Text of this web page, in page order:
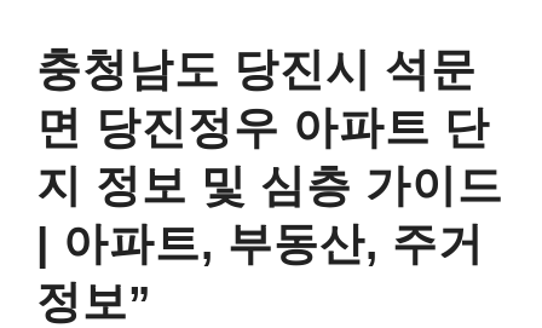
충청남도 당진시 석문
면 당진정우 아파트 단
지 정보 및 심층 가이드
| 아파트, 부동산, 주거
정보”